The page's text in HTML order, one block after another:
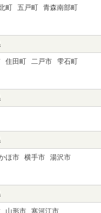
町 五戸町
青森南部町
住田町 二戸市
雫石町
ほ市 横手市
湯沢市
山形市 寒河江市